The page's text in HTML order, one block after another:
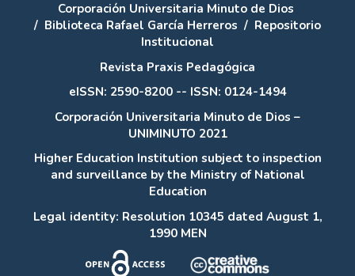
Corporación Universitaria Minuto de Dios
/ Biblioteca Rafael García Herreros / Repositorio
Institucional
Revista Praxis Pedagógica
eISSN: 2590-8200 -- ISSN: 0124-1494
Corporación Universitaria Minuto de Dios –
UNIMINUTO 2021
Higher Education Institution subject to inspection
and surveillance by the Ministry of National
Education
Legal identity: Resolution 10345 dated August 1,
1990 MEN